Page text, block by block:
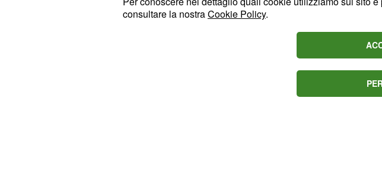
consultare la nostraCookie Policy.